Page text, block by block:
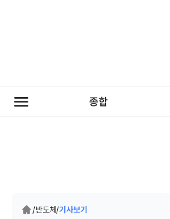
종합
/반도체/기사보기